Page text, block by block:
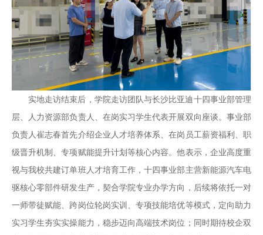
实地走访结束后，学院走访团队与长沙比亚迪十四事业部管理
层、人力资源部负责人、在岗实习学生代表开展双向座谈。事业部
负责人崔志春首先介绍企业人才培养体系、在岗员工薪资福利、职
级晋升机制、专项赋能提升计划等核心内容。他表示，企业高度重
视与我校共建订单班人才培育工作，十四事业部主营新能源汽车电
驱核心零部件研发生产，契合学院专业办学方向，后续将依托一对
一师带徒赋能、跨岗位轮岗实训、专项技能培优等模式，定向助力
实习学生夯实实操能力，稳步迈向高端技术岗位；同时期待校企双